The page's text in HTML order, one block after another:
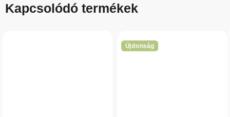
Kapcsolódó termékek
Újdonság